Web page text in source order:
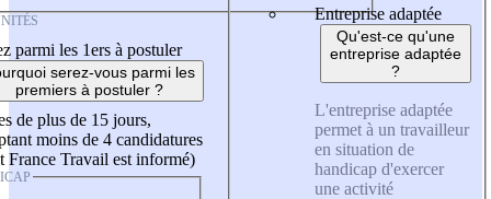
parmi les 1ers à postuler
serez-vous parmi les
premiers à postuler ?
de plus de 15 jours,
moins de 4 candidatures
France Travail est informé)
Entreprise adaptée
Qu'est-ce qu'une
entreprise adaptée
?
L'entreprise adaptée
permet à un travailleur
en situation de
handicap d'exercer
une activité